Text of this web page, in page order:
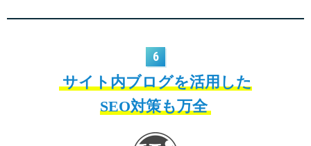
6
サイト内ブログを活用した
SEO対策も万全